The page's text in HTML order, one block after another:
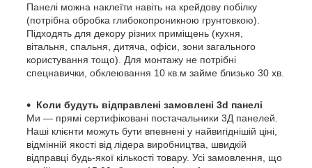
Панелі можна наклеїти навіть на крейдову побілку
(потрібна обробка глибокопроникною грунтовкою).
Підходять для декору різних приміщень (кухня,
вітальня, спальня, дитяча, офіси, зони загального
користування тощо). Для монтажу не потрібні
спецнавички, обклеювання 10 кв.м займе близько 30 хв.
Коли будуть відправлені замовлені 3d панелі
Ми — прямі сертифіковані постачальники 3Д панелей.
Наші клієнти можуть бути впевнені у найвигіднішій ціні,
відмінній якості від лідера виробництва, швидкій
відправці будь-якої кількості товару. Усі замовлення, що